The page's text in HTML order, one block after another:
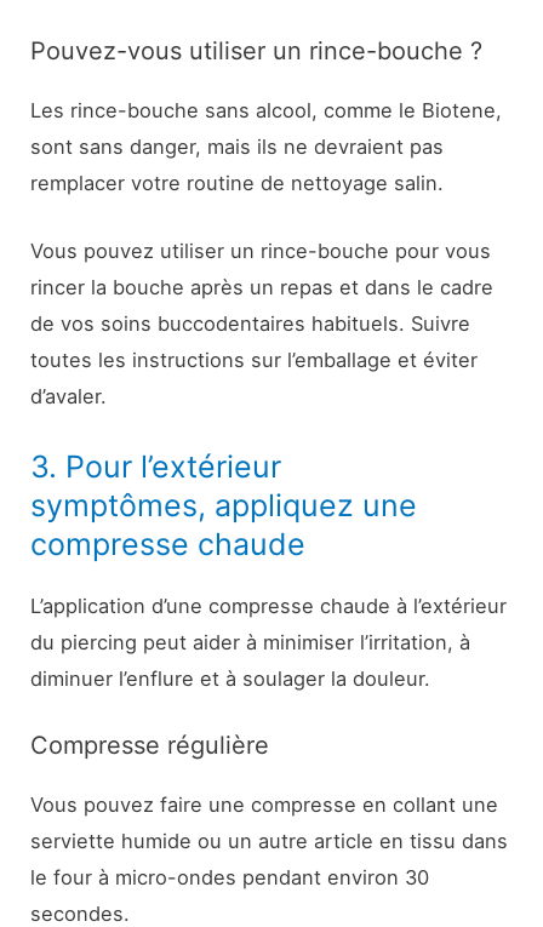
Pouvez-vous utiliser un rince-bouche ?
Les rince-bouche sans alcool, comme le Biotene,
sont sans danger, mais ils ne devraient pas
remplacer votre routine de nettoyage salin.
Vous pouvez utiliser un rince-bouche pour vous
rincer la bouche après un repas et dans le cadre
de vos soins buccodentaires habituels. Suivre
toutes les instructions sur l’emballage et éviter
d’avaler.
3. Pour l’extérieur
symptômes, appliquez une
compresse chaude
L’application d’une compresse chaude à l’extérieur
du piercing peut aider à minimiser l’irritation, à
diminuer l’enflure et à soulager la douleur.
Compresse régulière
Vous pouvez faire une compresse en collant une
serviette humide ou un autre article en tissu dans
le four à micro-ondes pendant environ 30
secondes.